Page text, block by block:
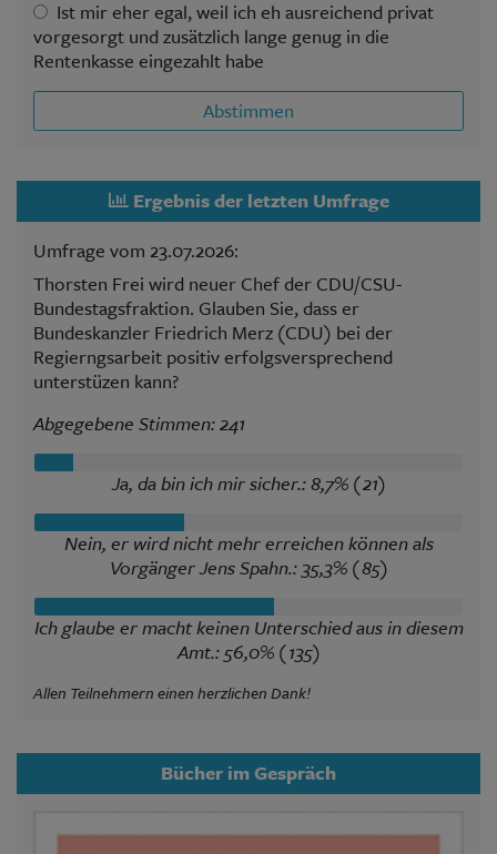
Ist mir eher egal, weil ich eh ausreichend privat
vorgesorgt und zusätzlich lange genug in die
Rentenkasse eingezahlt habe
Abstimmen
Ergebnis der letzten Umfrage
Umfrage vom 23.07.2026:
Thorsten Frei wird neuer Chef der CDU/CSU-
Bundestagsfraktion. Glauben Sie, dass er
Bundeskanzler Friedrich Merz (CDU) bei der
Regierngsarbeit positiv erfolgsversprechend
unterstüzen kann?
Abgegebene Stimmen: 241
Ja, da bin ich mir sicher.: 8,7% (21)
Nein, er wird nicht mehr erreichen können als
Vorgänger Jens Spahn.: 35,3% (85)
Ich glaube er macht keinen Unterschied aus in diesem
Amt.: 56,0% (135)
Allen Teilnehmern einen herzlichen Dank!
Bücher im Gespräch